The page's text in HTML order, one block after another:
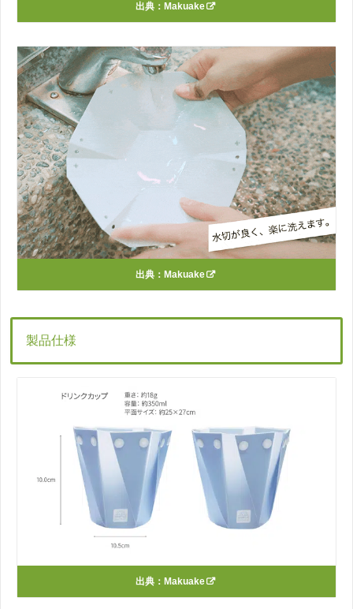
出典： Makuake
出典： Makuake
製品仕様
出典： Makuake